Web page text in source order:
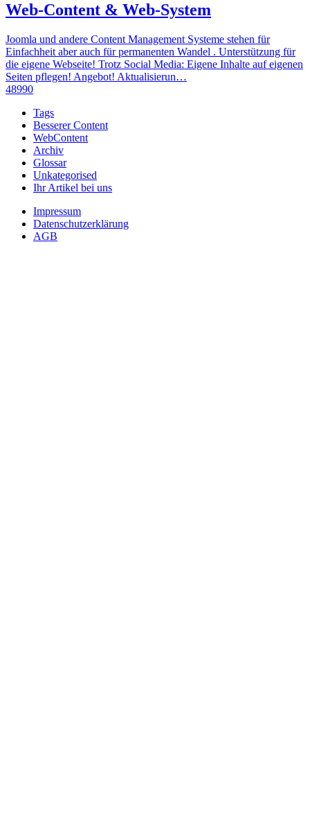
Web-Content & Web-System
Joomla und andere Content Management Systeme stehen für
Einfachheit aber auch für permanenten Wandel . Unterstützung für
die eigene Webseite! Trotz Social Media: Eigene Inhalte auf eigenen
Seiten pflegen! Angebot! Aktualisierun…
48990
Tags
Besserer Content
WebContent
Archiv
Glossar
Unkategorised
Ihr Artikel bei uns
Impressum
Datenschutzerklärung
AGB